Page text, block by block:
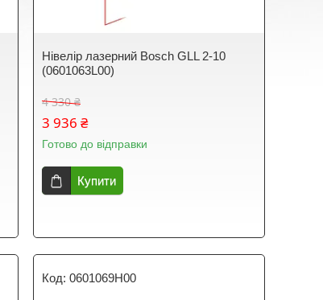
Нівелір лазерний Bosch GLL 2-10
(0601063L00)
4 330 ₴
3 936 ₴
Готово до відправки
Купити
0601069H00